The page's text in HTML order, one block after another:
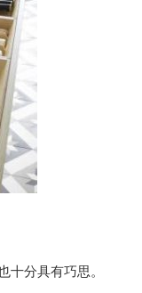
十分具有巧思。